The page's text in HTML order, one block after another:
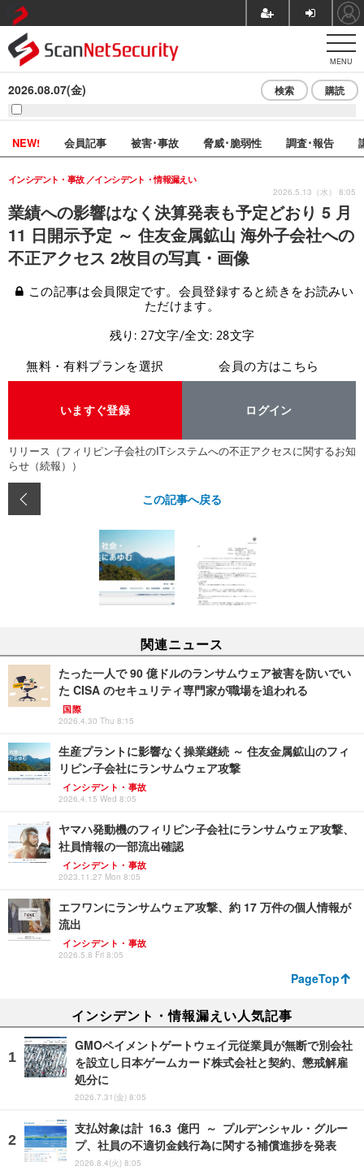
MENU
2026.08.07(金) 検索 購読
NEW! 会員記事 被害･事故 脅威･脆弱性 調査･報告
業績への影響はなく決算発表も予定どおり 5 月
11 日開示予定 ～ 住友金属鉱山 海外子会社への
不正アクセス 2枚目の写真・画像
インシデント・事故 インシデント・情報漏えい
2026.5.13（水） 8:05
この記事は会員限定です。会員登録すると続きをお読みい
ただけます。
残り: 27文字/全文: 28文字
無料・有料プランを選択
いますぐ登録
会員の方はこちら
ログイン
リリース（フィリピン子会社のITシステムへの不正アクセスに関するお知
らせ（続報））
この記事へ戻る
関連ニュース
たった一人で 90 億ドルのランサムウェア被害を防いでい
た CISA のセキュリティ専門家が職場を追われる
国際
2026.4.30 Thu 8:15
生産プラントに影響なく操業継続 ～ 住友金属鉱山のフィ
リピン子会社にランサムウェア攻撃
インシデント・事故
2026.4.15 Wed 8:05
ヤマハ発動機のフィリピン子会社にランサムウェア攻撃、
社員情報の一部流出確認
インシデント・事故
2023.11.27 Mon 8:05
エフワンにランサムウェア攻撃、約 17 万件の個人情報が
流出
インシデント・事故
2026.5.8 Fri 8:05
PageTop
インシデント・情報漏えい人気記事
GMOペイメントゲートウェイ元従業員が無断で別会社
を設立し日本ゲームカード株式会社と契約、懲戒解雇
処分に
2026.7.31(金) 8:05
支払対象は計 16.3 億円 ～ プルデンシャル・グルー
プ、社員の不適切金銭行為に関する補償進捗を発表
2026.8.4(火) 8:05